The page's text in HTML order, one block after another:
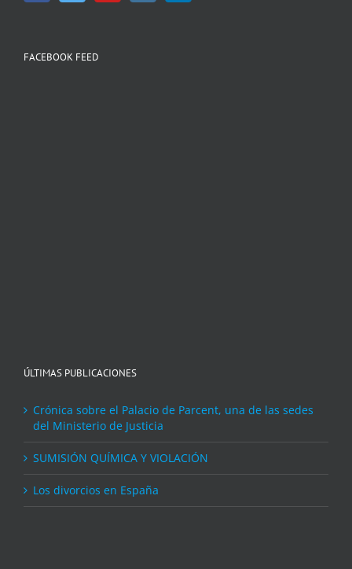
FACEBOOK FEED
ÚLTIMAS PUBLICACIONES
Crónica sobre el Palacio de Parcent, una de las sedes
del Ministerio de Justicia
SUMISIÓN QUÍMICA Y VIOLACIÓN
Los divorcios en España